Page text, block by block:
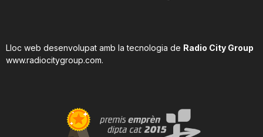
Lloc web desenvolupat amb la tecnologia de Radio City Group
www.radiocitygroup.com.